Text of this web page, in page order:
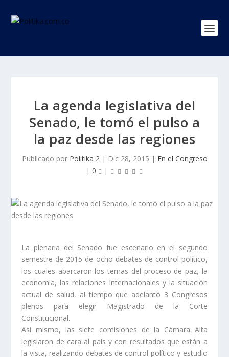
La agenda legislativa del
Senado, le tomó el pulso a
la paz desde las regiones
Publicado por Politika 2| Dic 28, 2015 | En el Congreso
| 0 |
La plenaria del Senado fue escenario en el segundo
semestre de 2015 de ocho debates de control político,
los cuales abarcaron los temas del proceso de paz, la
economía, las relaciones internacionales y la situación
actual de salud, al tiempo que adelantó 3 Congresos
plenos para elegir Magistrado de la Corte
Constitucional.
Así mismo, las siete comisiones de la Cámara Alta
legislaron de cara al país y con resultados que están a
la vista, realizando debates de control político y estudio